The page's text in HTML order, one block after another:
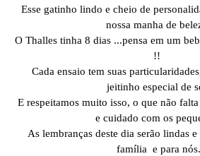
Esse gatinho lindo e cheio de
nossa manha de
O Thalles tinha 8 dias ...pensa em um
!!
Cada ensaio tem suas
jeitinho especial de
E respeitamos muito isso, o que não
e cuidado com os
As lembranças deste dia serão lindas
família e para nós.